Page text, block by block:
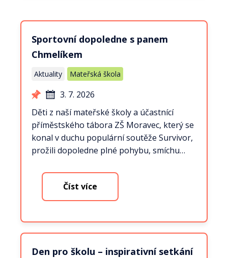
Sportovní dopoledne s panem
Chmelíkem
Aktuality Mateřská škola
3. 7. 2026
Děti z naší mateřské školy a účastnící
příměstského tábora ZŠ Moravec, který se
konal v duchu populární soutěže Survivor,
prožili dopoledne plné pohybu, smíchu…
Číst více
Den pro školu – inspirativní setkání